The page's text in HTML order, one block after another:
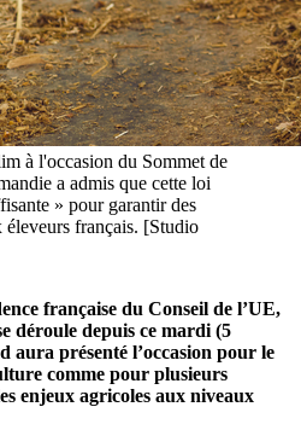
à l'occasion du Sommet de
a admis que cette loi
» pour garantir des
éleveurs français. [Studio
française du Conseil de l’UE,
déroule depuis ce mardi (5
présenté l’occasion pour le
comme pour plusieurs
enjeux agricoles aux niveaux